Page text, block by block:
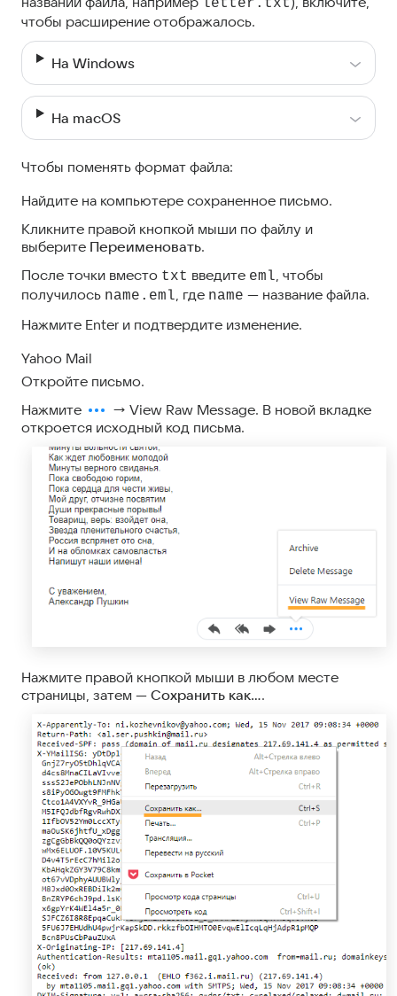
чтобы расширение отображалось.
На Windows
На macOS
Чтобы поменять формат файла:
Найдите на компьютере сохраненное письмо.
Кликните правой кнопкой мыши по файлу и
выберите Переименовать.
После точки вместо txt введите eml , чтобы
получилось name.eml , где name — название файла.
Нажмите Enter и подтвердите изменение.
Yahoo Mail
Откройте письмо.
Нажмите
→ View Raw Message. В новой вкладке
откроется исходный код письма.
Нажмите правой кнопкой мыши в любом месте
страницы, затем — Сохранить как….